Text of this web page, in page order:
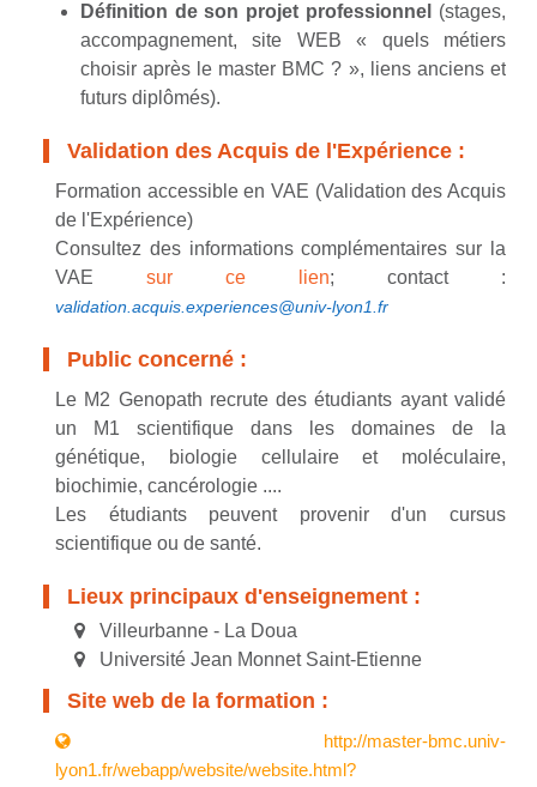
Définition de son projet professionnel
(stages,
accompagnement, site WEB « quels métiers
choisir après le master BMC ? », liens anciens et
futurs diplômés).
Validation des Acquis de l'Expérience :
Formation accessible en VAE (Validation des Acquis
de l'Expérience)
Consultez des informations complémentaires sur la
VAE sur ce lien; contact :
validation.acquis.experiences@univ-lyon1.fr
Public concerné :
Le M2 Genopath recrute des étudiants ayant validé
un M1 scientifique dans les domaines de la
génétique, biologie cellulaire et moléculaire,
biochimie, cancérologie ....
Les étudiants peuvent provenir d'un cursus
scientifique ou de santé.
Lieux principaux d'enseignement :
Villeurbanne - La Doua
Université Jean Monnet Saint-Etienne
Site web de la formation :
http://master-bmc.univ-
lyon1.fr/webapp/website/website.html?